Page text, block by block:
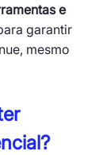
e
garantir
mesmo